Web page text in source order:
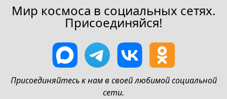
Мир космоса в социальных сетях.
Присоединяйся!
Присоединяйтесь к нам в своей любимой социальной
сети.